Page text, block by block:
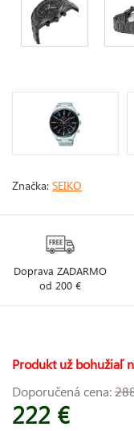
Značka: SEIKO
Doprava ZADARMO
od 200 €
Produkt už bohužiaľ
Doporučená cena:
222 €